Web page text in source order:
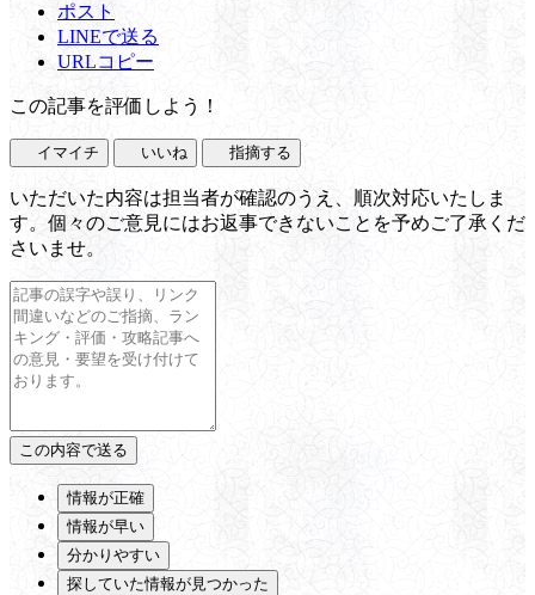
ポスト
LINEで送る
URLコピー
この記事を評価しよう！
イマイチ いいね 指摘する
いただいた内容は担当者が確認のうえ、順次対応いたしま
す。個々のご意見にはお返事できないことを予めご了承くだ
さいませ。
情報が正確
情報が早い
分かりやすい
探していた情報が見つかった